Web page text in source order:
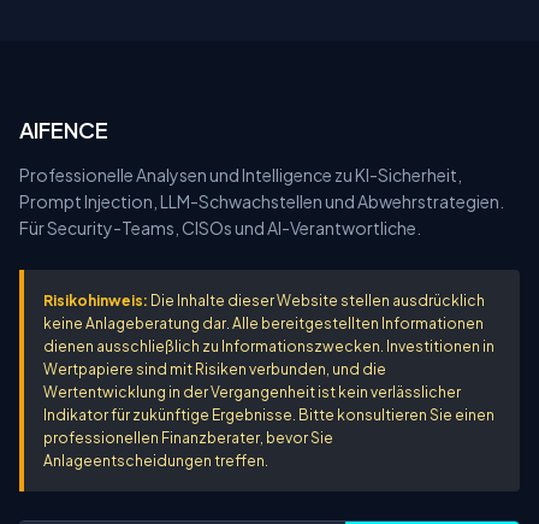
AIFENCE
Professionelle Analysen und Intelligence zu KI-Sicherheit,
Prompt Injection, LLM-Schwachstellen und Abwehrstrategien.
Für Security-Teams, CISOs und AI-Verantwortliche.
Risikohinweis: Die Inhalte dieser Website stellen ausdrücklich
keine Anlageberatung dar. Alle bereitgestellten Informationen
dienen ausschließlich zu Informationszwecken. Investitionen in
Wertpapiere sind mit Risiken verbunden, und die
Wertentwicklung in der Vergangenheit ist kein verlässlicher
Indikator für zukünftige Ergebnisse. Bitte konsultieren Sie einen
professionellen Finanzberater, bevor Sie
Anlageentscheidungen treffen.